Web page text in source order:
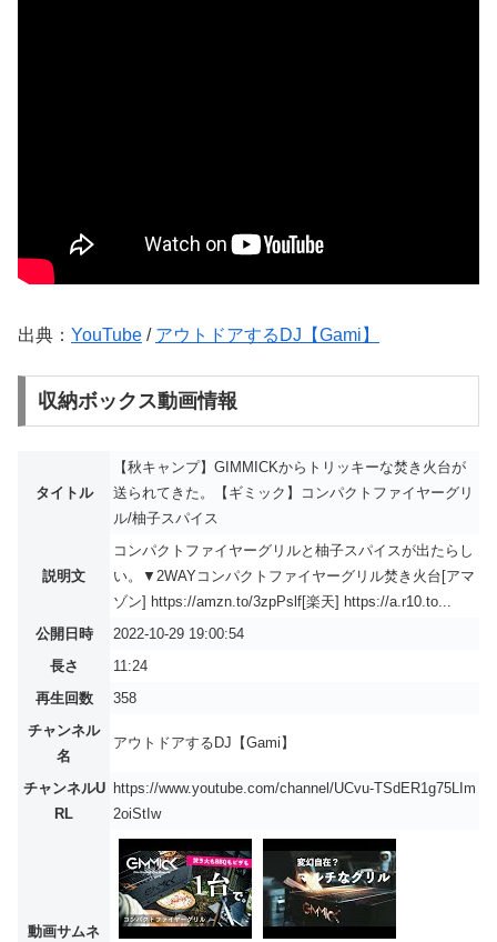
出典： YouTube / アウトドアするDJ【Gami】
収納ボックス動画情報
タイトル
【秋キャンプ】GIMMICKからトリッキーな焚き火台が
送られてきた。【ギミック】コンパクトファイヤーグリ
ル/柚子スパイス
説明文
コンパクトファイヤーグリルと柚子スパイスが出たらし
い。▼2WAYコンパクトファイヤーグリル焚き火台[アマ
ゾン] https://amzn.to/3zpPslf[楽天] https://a.r10.to...
公開日時
2022-10-29 19:00:54
長さ
11:24
再生回数
358
チャンネル
名
アウトドアするDJ【Gami】
チャンネルU
RL
https://www.youtube.com/channel/UCvu-TSdER1g75LIm
2oiStIw
動画サムネ